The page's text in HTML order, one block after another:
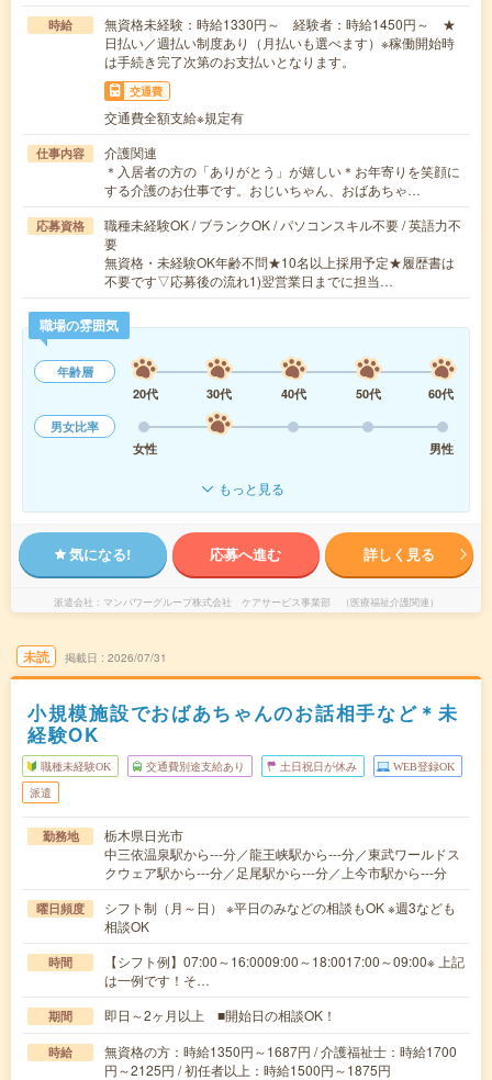
時給
無資格未経験：時給1330円～ 経験者：時給1450円～ ★
日払い／週払い制度あり（月払いも選べます）※稼働開始時
は手続き完了次第のお支払いとなります。
交通費
交通費全額支給※規定有
仕事内容
介護関連
＊入居者の方の「ありがとう」が嬉しい＊お年寄りを笑顔に
する介護のお仕事です。おじいちゃん、おばあちゃ…
応募資格
職種未経験OK / ブランクOK / パソコンスキル不要 / 英語力不
要
無資格・未経験OK年齢不問★10名以上採用予定★履歴書は
不要です▽応募後の流れ1)翌営業日までに担当…
職場の雰囲気
年齢層
20代
30代 40代 50代
60代
男女比率
女性
男性
もっと見る
気になる! 応募へ進む 詳しく見る
派遣会社 マンパワーグループ株式会社 ケアサービス事業部 （医療福祉介護関連）
未読 掲載日 2026/07/31
小規模施設でおばあちゃんのお話相手など＊未
経験OK
職種未経験OK 交通費別途支給あり 土日祝日が休み WEB登録OK
派遣
勤務地
栃木県日光市
中三依温泉駅から---分／龍王峡駅から---分／東武ワールドス
クウェア駅から---分／足尾駅から---分／上今市駅から---分
曜日頻度
シフト制（月～日） ※平日のみなどの相談もOK ※週3なども
相談OK
時間
【シフト例】07:00～16:0009:00～18:0017:00～09:00※ 上記
は一例です！そ…
期間 即日～2ヶ月以上 ■開始日の相談OK！
時給
無資格の方：時給1350円～1687円 / 介護福祉士：時給1700
円～2125円 / 初任者以上：時給1500円～1875円